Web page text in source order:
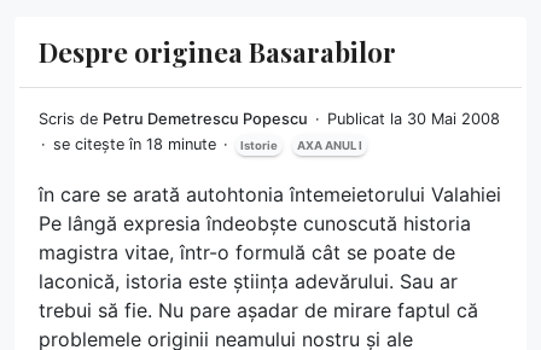
Despre originea Basarabilor
Scris de Petru Demetrescu Popescu
Publicat la 30 Mai 2008
se citește în 18 minute
Istorie AXA ANUL I
în care se arată autohtonia întemeietorului Valahiei
Pe lângă expresia îndeobște cunoscută historia
magistra vitae, într-o formulă cât se poate de
laconică, istoria este știința adevărului. Sau ar
trebui să fie. Nu pare așadar de mirare faptul că
problemele originii neamului nostru și ale